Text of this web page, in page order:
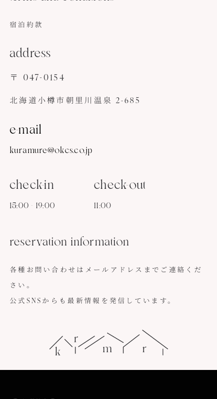
address
〒 047-0154
北海道小樽市朝里川温泉 2-685
check-in
15:00 - 19:00
check-out
11:00
reservation information
各種お問い合わせはメールアドレスまでご連絡くだ
さい。
公式SNSからも最新情報を発信しています。
e-mail
kuramure@okcs.co.jp
宿泊約款